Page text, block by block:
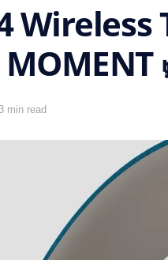
Wireless
3 min read